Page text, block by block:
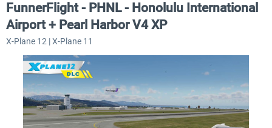
FunnerFlight - PHNL - Honolulu International
Airport + Pearl Harbor V4 XP
X-Plane 12 | X-Plane 11